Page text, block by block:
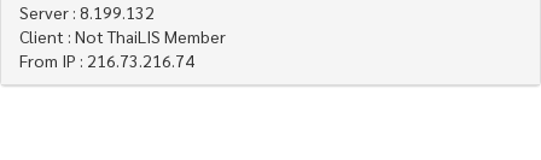
Server : 8.199.132
Client : Not ThaiLIS Member
From IP : 216.73.216.74